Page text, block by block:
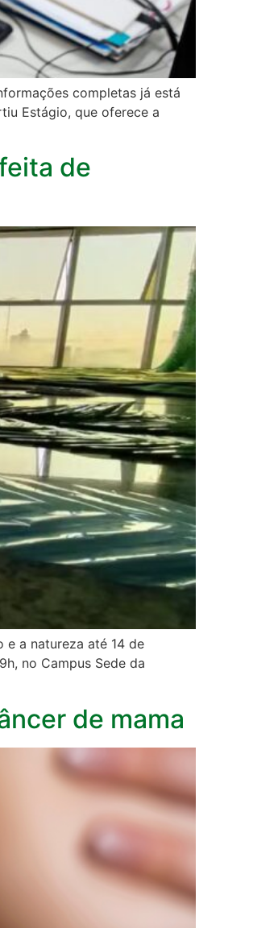
completas já está
Estágio, que oferece a
de
e a natureza até 14 de
no Campus Sede da
de mama